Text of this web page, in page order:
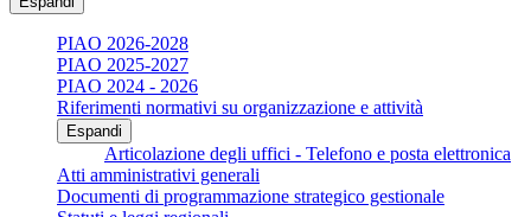
PIAO 2026-2028
PIAO 2025-2027
PIAO 2024 - 2026
Riferimenti normativi su organizzazione e attività
Espandi
Articolazione degli uffici - Telefono e posta elettronica
Atti amministrativi generali
Documenti di programmazione strategico gestionale